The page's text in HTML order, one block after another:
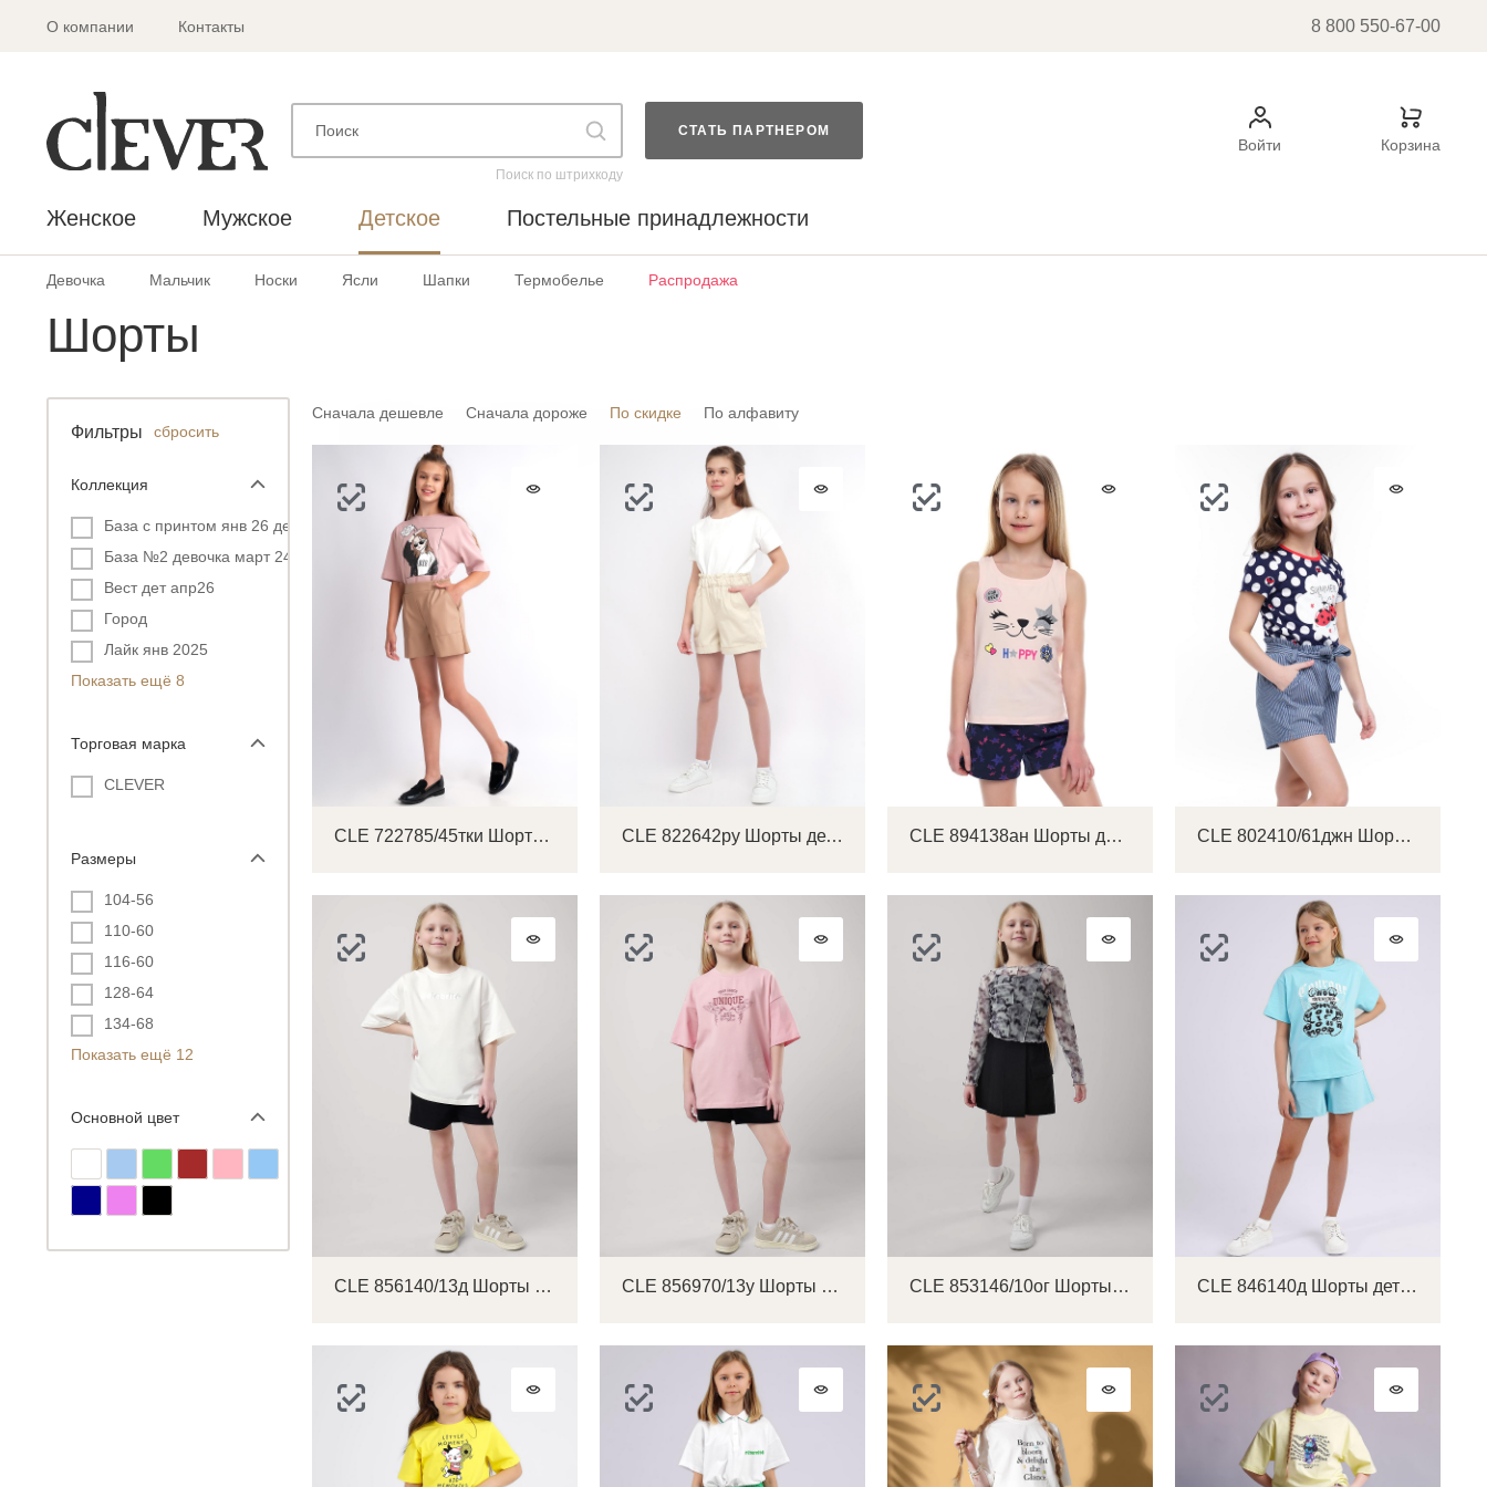
О компании Контакты 8 800 550-67-00
Поиск по штрихкоду
СТАТЬ ПАРТНЕРОМ
Войти Корзина
Женское Мужское Детское Постельные принадлежности
Девочка Мальчик Носки Ясли Шапки Термобелье Распродажа
Шорты
Фильтры сбросить
Коллекция
База с принтом янв 26 дет
База №2 девочка март 24
Вест дет апр26
Город
Лайк янв 2025
Показать ещё 8
Торговая марка
CLEVER
Размеры
104-56
110-60
116-60
128-64
134-68
Показать ещё 12
Основной цвет
Сначала дешевле Сначала дороже По скидке По алфавиту
CLE 722785/45тки Шорты детские для девочки CLE 822642ру Шорты детские для девочки CLE 894138ан Шорты детские для девочки CLE 802410/61джн Шорты детские для девочки
CLE 856140/13д Шорты детские для девочки CLE 856970/13у Шорты детские для девочки CLE 853146/10ог Шорты детские для девочки CLE 846140д Шорты детские для девочки
Войти в аккаунт